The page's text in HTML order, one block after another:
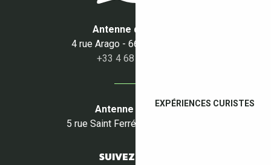
EXPÉRIENCES CURISTES
Antenne du Boulou
4 rue Arago - 66160 Le Boulou
+33 4 68 87 50 95
Antenne du Céret
5 rue Saint Ferréol - 66400 Céret
SUIVEZ-NOUS !